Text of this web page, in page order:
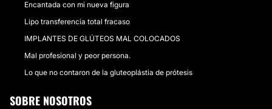
Encantada con mi nueva figura
Lipo transferencia total fracaso
IMPLANTES DE GLÚTEOS MAL COLOCADOS
Mal profesional y peor persona.
Lo que no contaron de la gluteoplástia de prótesis
SOBRE NOSOTROS